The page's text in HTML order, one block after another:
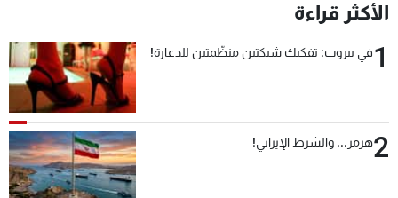
الأكثر قراءة
1في بيروت: تفكيك شبكتين منظّمتين للدعارة!
2هرمز... والشرط الإيراني!